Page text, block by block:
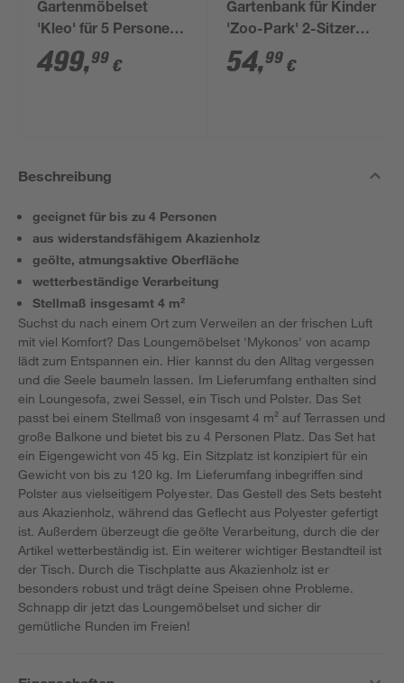
Gartenmöbelset
'Kleo' für 5 Personen
Stahl
499,99 €
Gartenbank für Kinder
'Zoo-Park' 2-Sitzer
Metall/Holz hellbraun
84 x 52,5 x 41 cm
54,99 €
Beschreibung
geeignet für bis zu 4 Personen
aus widerstandsfähigem Akazienholz
geölte, atmungsaktive Oberfläche
wetterbeständige Verarbeitung
Stellmaß insgesamt 4 m²
Suchst du nach einem Ort zum Verweilen an der frischen Luft
mit viel Komfort? Das Loungemöbelset 'Mykonos' von acamp
lädt zum Entspannen ein. Hier kannst du den Alltag vergessen
und die Seele baumeln lassen. Im Lieferumfang enthalten sind
ein Loungesofa, zwei Sessel, ein Tisch und Polster. Das Set
passt bei einem Stellmaß von insgesamt 4 m² auf Terrassen und
große Balkone und bietet bis zu 4 Personen Platz. Das Set hat
ein Eigengewicht von 45 kg. Ein Sitzplatz ist konzipiert für ein
Gewicht von bis zu 120 kg. Im Lieferumfang inbegriffen sind
Polster aus vielseitigem Polyester. Das Gestell des Sets besteht
aus Akazienholz, während das Geflecht aus Polyester gefertigt
ist. Außerdem überzeugt die geölte Verarbeitung, durch die der
Artikel wetterbeständig ist. Ein weiterer wichtiger Bestandteil ist
der Tisch. Durch die Tischplatte aus Akazienholz ist er
besonders robust und trägt deine Speisen ohne Probleme.
Schnapp dir jetzt das Loungemöbelset und sicher dir
gemütliche Runden im Freien!